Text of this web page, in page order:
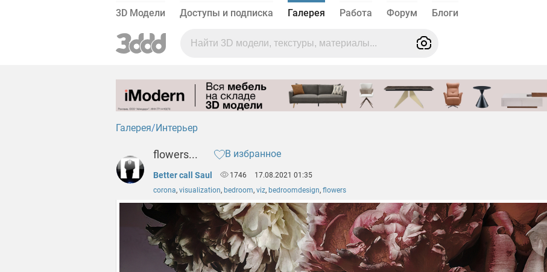
3D Модели Доступы и подписка Галерея Работа Форум Блоги
Галерея Интерьер
flowers... В избранное
Better call Saul 1746
17.08.2021 01:35
corona, visualization, bedroom, viz, bedroomdesign, flowers